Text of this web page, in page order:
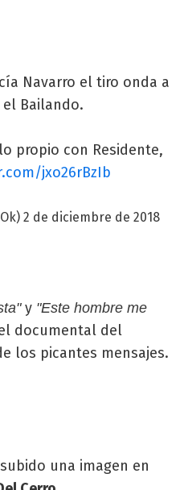
Navarro el tiro onda a
el Bailando.
propio con Residente,
jxo26rBzIb
2 de diciembre de 2018
y "Este hombre me
documental del
los picantes mensajes.
una imagen en